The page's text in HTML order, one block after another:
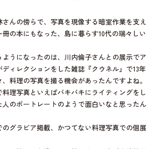
んの傍らで、写真を現像する暗室作業を支
の本にもなった、島に暮らす10代の瑞々し
ようになったのは、川内倫子さんとの展示
ィレクションをした雑誌『クウネル』で13
料理の写真を撮る機会があったんですよね
理写真といえばバキバキにライティング
のポートレートのようで面白いなと思ったん
グラビア掲載、かつてない料理写真での個